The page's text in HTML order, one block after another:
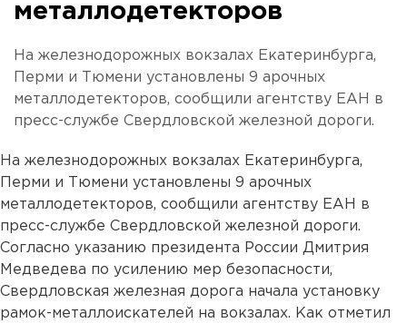
металлодетекторов
На железнодорожных вокзалах Екатеринбурга,
Перми и Тюмени установлены 9 арочных
металлодетекторов, сообщили агентству ЕАН в
пресс-службе Свердловской железной дороги.
На железнодорожных вокзалах Екатеринбурга,
Перми и Тюмени установлены 9 арочных
металлодетекторов, сообщили агентству ЕАН в
пресс-службе Свердловской железной дороги.
Согласно указанию президента России Дмитрия
Медведева по усилению мер безопасности,
Свердловская железная дорога начала установку
рамок-металлоискателей на вокзалах. Как отметил